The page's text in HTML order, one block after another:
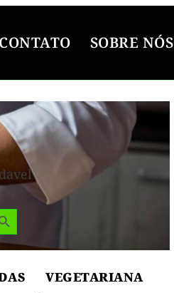
CONTATO SOBRE NÓS
Button
VEGETARIANA